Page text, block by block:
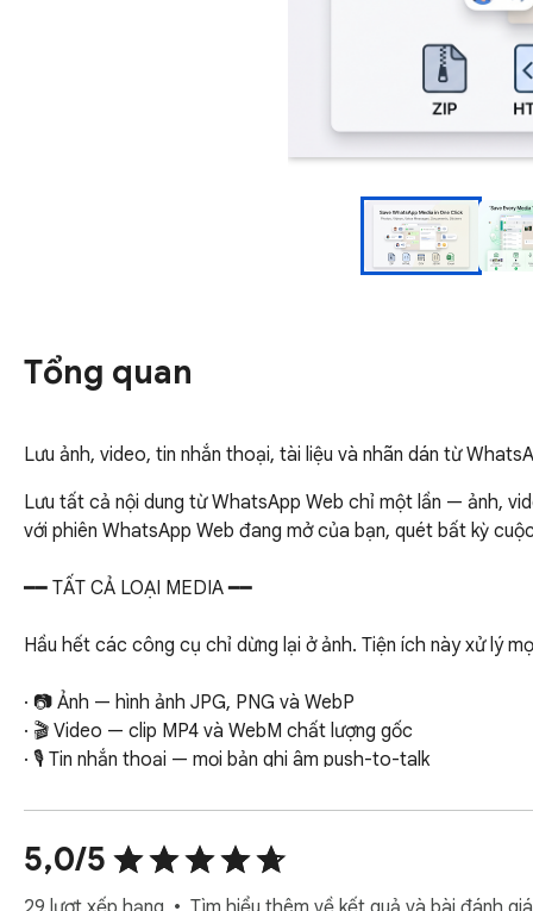
Tổng quan
Lưu ảnh, video, tin nhắn thoại, tài liệu và nhãn dán từ
Lưu tất cả nội dung từ WhatsApp Web chỉ một lần — ảnh,
với phiên WhatsApp Web đang mở của bạn, quét bất kỳ
━━ TẤT CẢ LOẠI MEDIA ━━
Hầu hết các công cụ chỉ dừng lại ở ảnh. Tiện ích này xử lý
· 📷 Ảnh — hình ảnh JPG, PNG và WebP
· 🎬 Video — clip MP4 và WebM chất lượng gốc
· 🎙️ Tin nhắn thoại — mọi bản ghi âm push-to-talk
· 📄 Tài liệu — PDF, file Word, bảng tính và nhiều hơn
· 🏷️ Sticker — các gói sticker được chia sẻ trong chat
· 📎 Tệp đính kèm khác — mọi loại file liên lạc đã gửi
5,0/5